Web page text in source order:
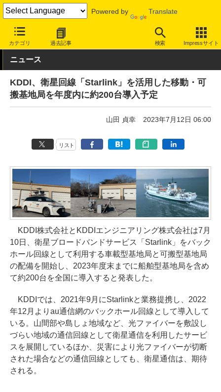
Powered by Translate
カテゴリ 過去記事 検索 Impressサイト
INTERNET Watch サービス/ソフト 携帯回線
ニュース
KDDI、衛星回線「Starlink」を活用した移動・可
搬基地局を年度内に約200台導入予定
山田 貞幸 2023年7月12日 06:00
リスト
KDDI株式会社とKDDIエンジニアリング株式会社は7月
10日、衛星ブロードバンドサービス「Starlink」をバック
ホール回線として利用する車載型基地局と可搬型基地局
の配備を開始し、2023年度末までに船舶型基地局を含め
て約200台を全国に導入すると発表した。
KDDIでは、2021年9月にStarlinkと業務提携し、2022
年12月よりau通信網のバックホール回線として導入して
いる。山間部や島しょ地域など、光ファイバーを敷設し
づらい地域の通信回線として衛星通信を利用したサービ
スを展開しているほか、災害により光ファイバーが切断
された場合などの通信回線としても、衛星通信は、期待
される。